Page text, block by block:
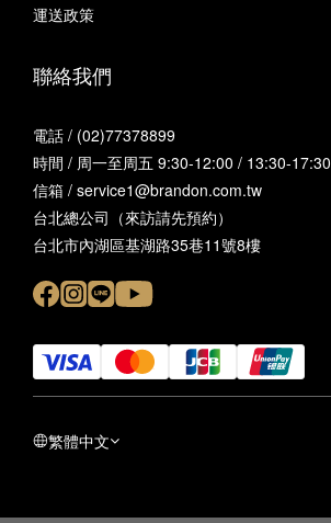
運送政策
聯絡我們
電話 / (02)77378899
時間 / 周一至周五 9:30-12:00 / 13:30-17:30
信箱 / service1@brandon.com.tw
台北總公司（來訪請先預約）
台北市內湖區基湖路35巷11號8樓
繁體中文